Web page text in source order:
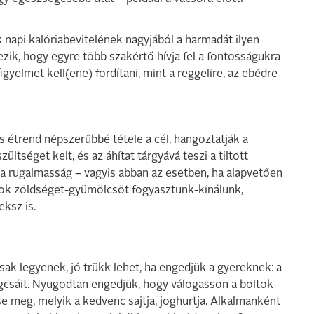
kalóriabevitelének nagyjából a harmadát ilyen
hogy egyre több szakértő hívja fel a fontosságukra
kell(ene) fordítani, mint a reggelire, az ebédre
étrend népszerűbbé tétele a cél, hangoztatják a
kelt, és az áhítat tárgyává teszi a tiltott
– vagyis abban az esetben, ha alapvetően
zöldséget-gyümölcsöt fogyasztunk-kínálunk,
is.
legyenek, jó trükk lehet, ha engedjük a gyereknek: a
Nyugodtan engedjük, hogy válogasson a boltok
meg, melyik a kedvenc sajtja, joghurtja. Alkalmanként